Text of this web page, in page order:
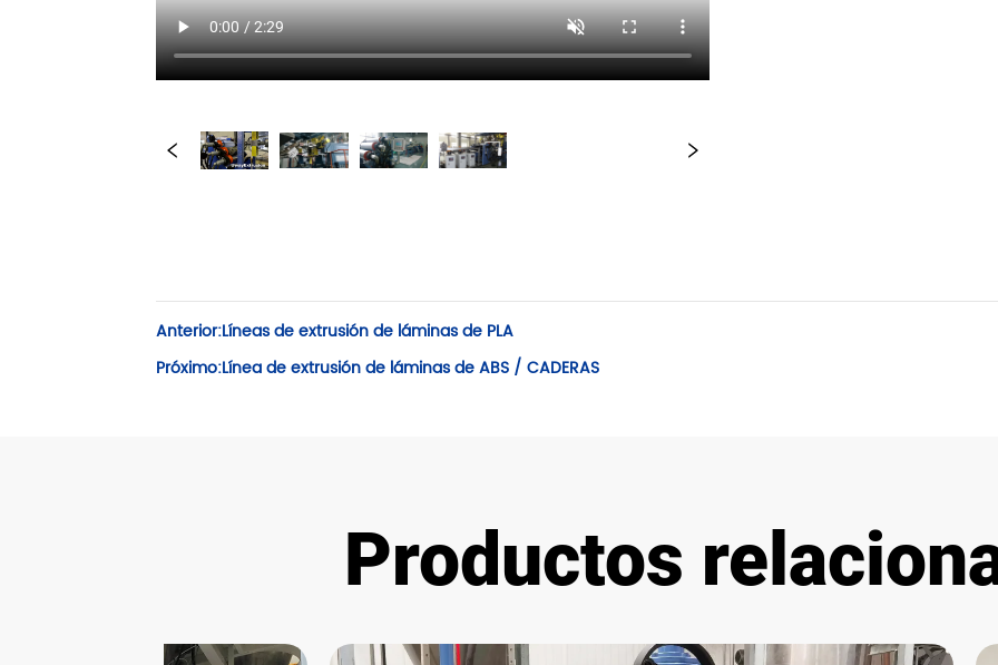
Anterior:Líneas de extrusión de láminas de PLA
Próximo:Línea de extrusión de láminas de ABS / CADERAS
Productos